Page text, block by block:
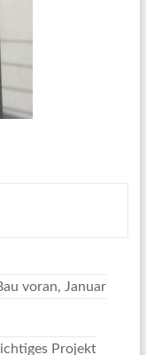
voran, Januar
Projekt